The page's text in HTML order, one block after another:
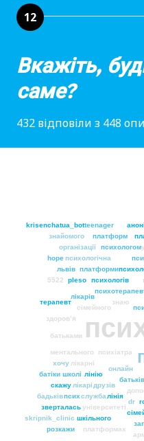
12
Вкажіть,
саме?
432 відповіли з 448
знаю
онлайн
психіатра
батьків
психологів
друзів
платформи
сімейного
лінію
служба
лікарні
лікарі
лікарів
лінія
психологічна
університеті
pleso
ментального
організації психологом
школі
шкільного
батьками
зверталась
здоровʼя
знайомого
львів
платформ
платформах
псих
розкажи
скажу
терапевт
хочу
5522
dr
hope
krisenchatua_bot
skripnik_clinic
teenager
бадьків
батіки